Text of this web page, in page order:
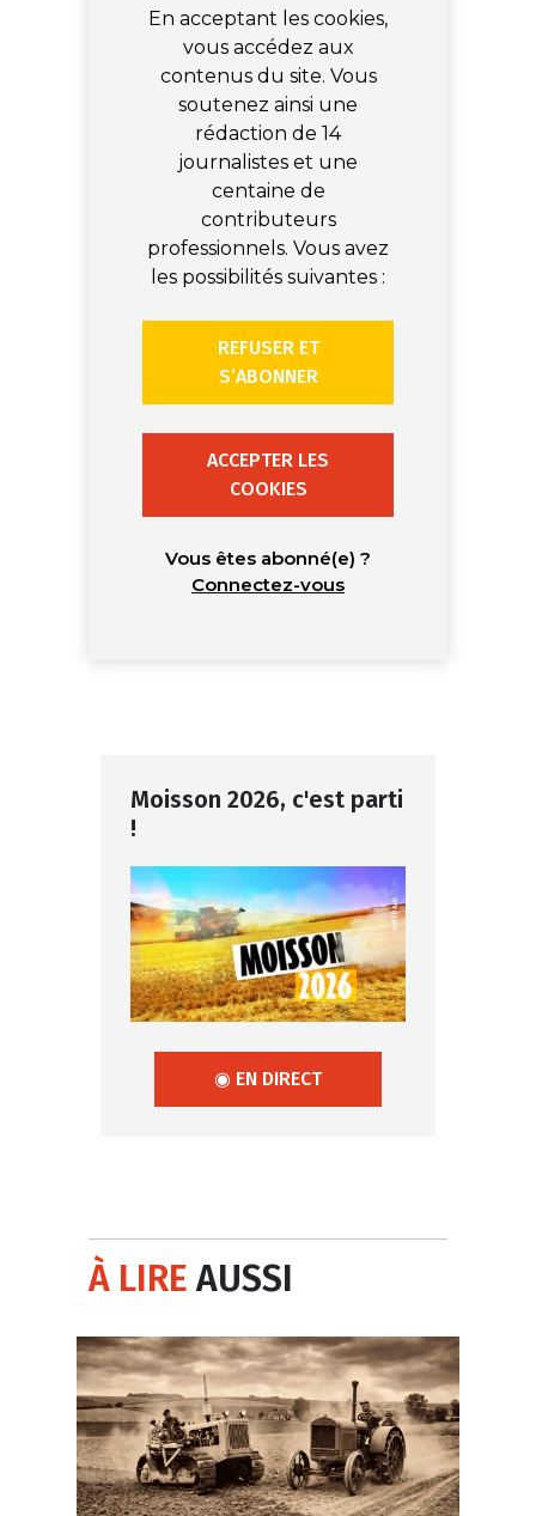
En acceptant les cookies,
vous accédez aux
contenus du site. Vous
soutenez ainsi une
rédaction de 14
journalistes et une
centaine de
contributeurs
professionnels. Vous avez
les possibilités suivantes :
REFUSER ET
S’ABONNER
ACCEPTER LES
COOKIES
Vous êtes abonné(e) ?
Connectez-vous
Moisson 2026, c'est parti
!
◉ EN DIRECT
À LIREAUSSI